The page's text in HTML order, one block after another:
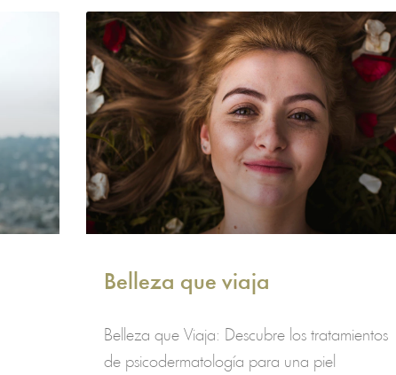
Belleza que viaja
Belleza que Viaja: Descubre los tratamientos
de psicodermatología para una piel